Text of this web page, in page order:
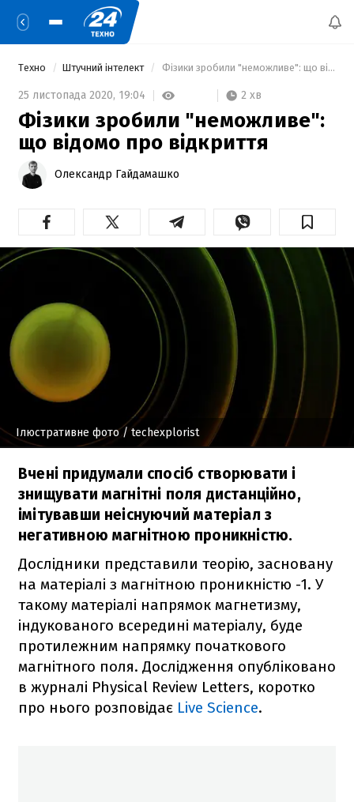
Техно Штучний інтелект Фізики зробили "неможливе": що відомо про відкриття
25 листопада 2020, 19:04 2 хв
Фізики зробили "неможливе":
що відомо про відкриття
Олександр Гайдамашко
Ілюстративне фото/ techexplorist
Вчені придумали спосіб створювати і
знищувати магнітні поля дистанційно,
імітувавши неіснуючий матеріал з
негативною магнітною проникністю.
Дослідники представили теорію, засновану
на матеріалі з магнітною проникністю -1. У
такому матеріалі напрямок магнетизму,
індукованого всередині матеріалу, буде
протилежним напрямку початкового
магнітного поля. Дослідження опубліковано
в журналі Physical Review Letters, коротко
про нього розповідає Live Science.